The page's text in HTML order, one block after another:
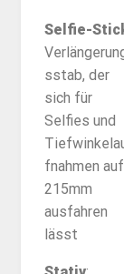
Selfie-
sstab, der
sich für
Selfies und
fnahmen auf
215mm
ausfahren
lässt